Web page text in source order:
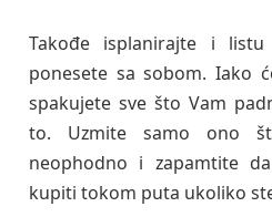
Takođe isplanirajte i
ponesete sa sobom. Iako
spakujete sve što Vam
to. Uzmite samo ono
neophodno i zapamtite
kupiti tokom puta ukoliko